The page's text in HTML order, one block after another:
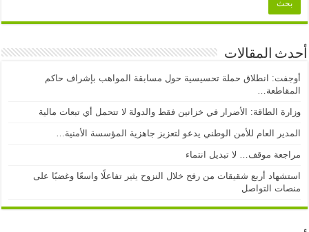
أحدث المقالات
أوجفت: انطلاق حملة تحسيسية حول مسابقة المواهب بإشراف حاكم
المقاطعة…
وزارة الطاقة: الأضرار في خزانين فقط والدولة لا تتحمل أي تبعات مالية
المدير العام للأمن الوطني يدعو لتعزيز جاهزية المؤسسة الأمنية…
مراجعة موقف… لا تبديل انتماء
استشهاد أربع شقيقات من رفح خلال النزوح يثير تفاعلًا واسعًا وغضبًا على
منصات التواصل